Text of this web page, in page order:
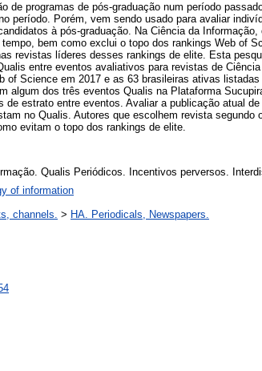
de programas de pós-graduação num período
período. Porém, vem sendo usado para avaliar
à pós-graduação. Na Ciência da
bem como exclui o topo dos rankings Web of
revistas líderes desses rankings de elite. Esta
entre eventos avaliativos para revistas de
of Science em 2017 e as 63 brasileiras ativas
algum dos três eventos Qualis na Plataforma
estrato entre eventos. Avaliar a publicação atual
no Qualis. Autores que escolhem revista segundo
evitam o topo dos rankings de elite.
Qualis Periódicos. Incentivos perversos.
of information
channels. > HA. Periodicals, Newspapers.